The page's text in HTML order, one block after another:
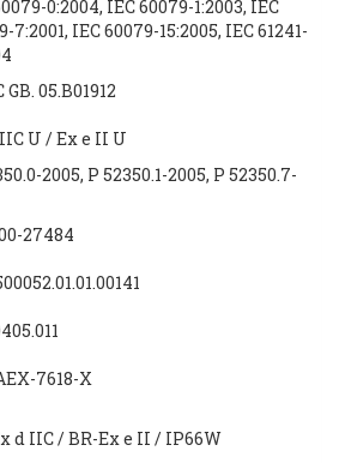
0:2004, IEC 60079-1:2003, IEC
7:2001, IEC 60079-15:2005, IEC 61241-
GB. 05.B01912
U / Ex e II U
2005, P 52350.1-2005, P 52350.7-
27484
7618-X
d IIC / BR-Ex e II / IP66W